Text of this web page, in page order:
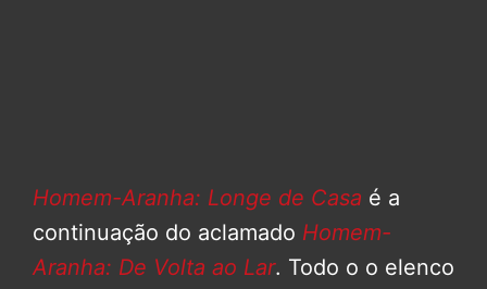
Homem-Aranha: Longe de Casa é a
continuação do aclamado Homem-
Aranha: De Volta ao Lar. Todo o o elenco